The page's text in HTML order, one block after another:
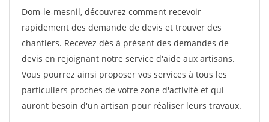
Dom-le-mesnil, découvrez comment recevoir
rapidement des demande de devis et trouver des
chantiers. Recevez dès à présent des demandes de
devis en rejoignant notre service d'aide aux artisans.
Vous pourrez ainsi proposer vos services à tous les
particuliers proches de votre zone d'activité et qui
auront besoin d'un artisan pour réaliser leurs travaux.